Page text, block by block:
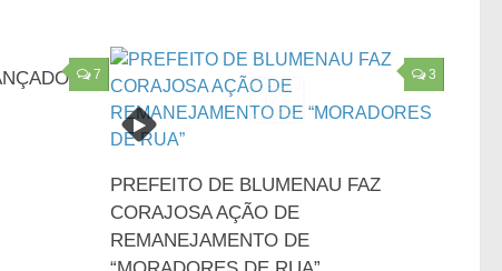
7 3
PREFEITO DE BLUMENAU FAZ
CORAJOSA AÇÃO DE
REMANEJAMENTO DE